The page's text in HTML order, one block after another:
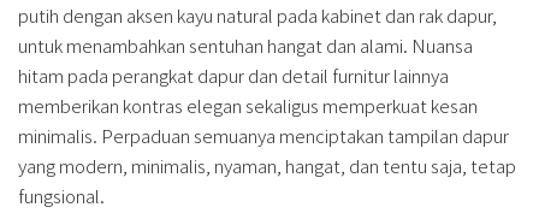
putih dengan aksen kayu natural pada kabinet dan rak dapur,
untuk menambahkan sentuhan hangat dan alami. Nuansa
hitam pada perangkat dapur dan detail furnitur lainnya
memberikan kontras elegan sekaligus memperkuat kesan
minimalis. Perpaduan semuanya menciptakan tampilan dapur
yang modern, minimalis, nyaman, hangat, dan tentu saja, tetap
fungsional.